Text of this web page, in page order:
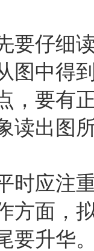
仔细读
图中得
，要有
读出图
应注重
方面，
要升华